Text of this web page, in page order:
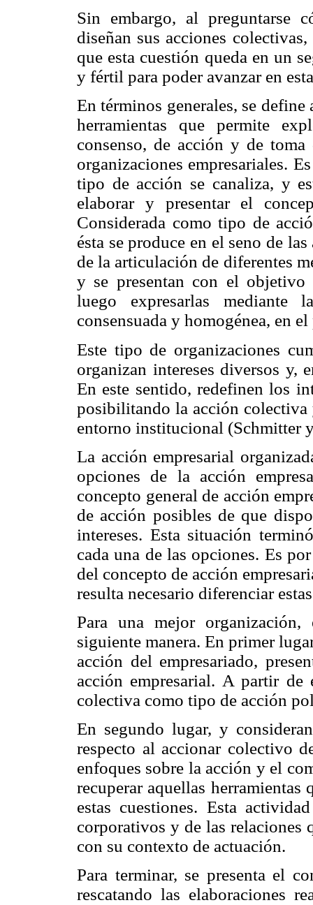
Sin embargo, al preguntarse
diseñan sus acciones
que esta cuestión queda en un
y fértil para poder avanzar en
En términos generales, se
herramientas que permite
consenso, de acción y de
organizaciones empresariales.
tipo de acción se canaliza, y
elaborar y presentar el
Considerada como tipo de
ésta se produce en el seno de
de la articulación de diferentes
y se presentan con el objetivo
luego expresarlas
consensuada y homogénea, en
Este tipo de organizaciones
organizan intereses diversos y,
En este sentido, redefinen los
posibilitando la acción
entorno institucional (Schmitter
La acción empresarial
opciones de la acción
concepto general de acción
de acción posibles de que
intereses. Esta situación
cada una de las opciones. Es
del concepto de acción
resulta necesario diferenciar
Para una mejor
siguiente manera. En primer
acción del empresariado,
acción empresarial. A partir
colectiva como tipo de acción
En segundo lugar, y
respecto al accionar colectivo
enfoques sobre la acción y el
recuperar aquellas
estas cuestiones. Esta
corporativos y de las relaciones
con su contexto de actuación.
Para terminar, se presenta el
rescatando las elaboraciones